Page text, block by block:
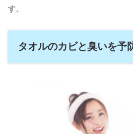
す。
タオルのカビと臭いを予